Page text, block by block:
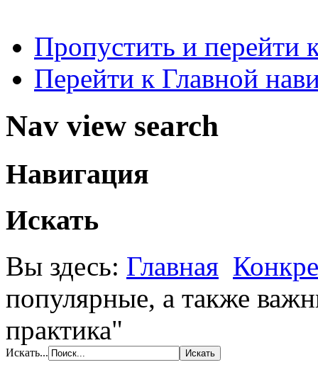
Пропустить и перейти
Перейти к Главной
Nav view search
Навигация
Искать
Вы здесь: Главная
популярные, а также
практика"
Искать...